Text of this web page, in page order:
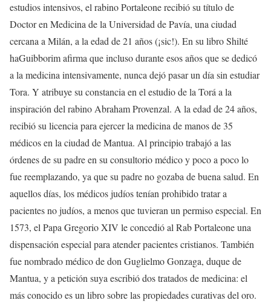
estudios intensivos, el rabino Portaleone recibió su título de
Doctor en Medicina de la Universidad de Pavía, una ciudad
cercana a Milán, a la edad de 21 años (¡sic!). En su libro Shilté
haGuibborim afirma que incluso durante esos años que se dedicó
a la medicina intensivamente, nunca dejó pasar un día sin estudiar
Tora. Y atribuye su constancia en el estudio de la Torá a la
inspiración del rabino Abraham Provenzal. A la edad de 24 años,
recibió su licencia para ejercer la medicina de manos de 35
médicos en la ciudad de Mantua. Al principio trabajó a las
órdenes de su padre en su consultorio médico y poco a poco lo
fue reemplazando, ya que su padre no gozaba de buena salud. En
aquellos días, los médicos judíos tenían prohibido tratar a
pacientes no judíos, a menos que tuvieran un permiso especial. En
1573, el Papa Gregorio XIV le concedió al Rab Portaleone una
dispensación especial para atender pacientes cristianos. También
fue nombrado médico de don Guglielmo Gonzaga, duque de
Mantua, y a petición suya escribió dos tratados de medicina: el
más conocido es un libro sobre las propiedades curativas del oro.